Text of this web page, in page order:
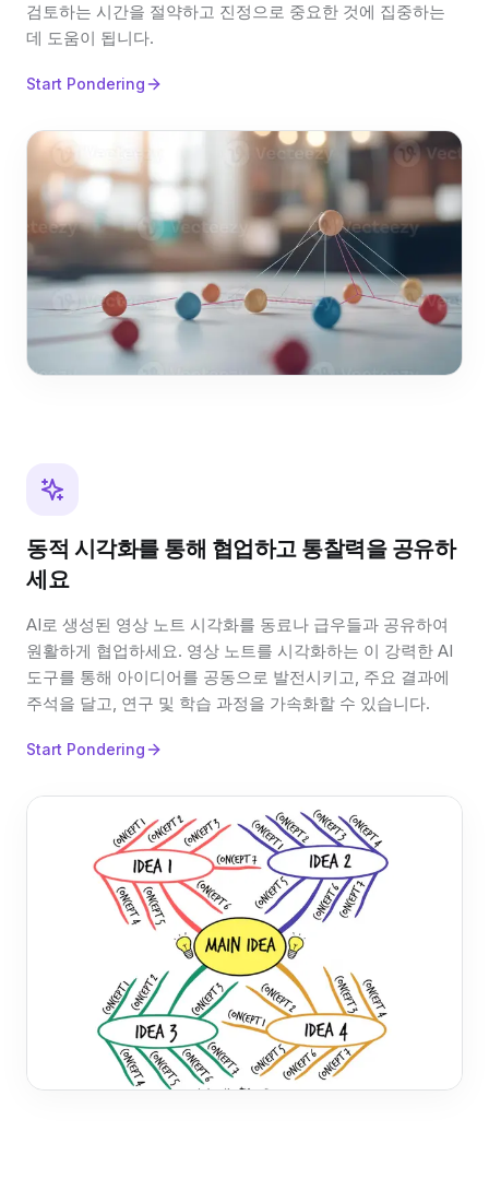
검토하는 시간을 절약하고 진정으로 중요한 것에 집중하는
데 도움이 됩니다.
Start Pondering
동적 시각화를 통해 협업하고 통찰력을 공유하
세요
AI로 생성된 영상 노트 시각화를 동료나 급우들과 공유하여
원활하게 협업하세요. 영상 노트를 시각화하는 이 강력한 AI
도구를 통해 아이디어를 공동으로 발전시키고, 주요 결과에
주석을 달고, 연구 및 학습 과정을 가속화할 수 있습니다.
Start Pondering